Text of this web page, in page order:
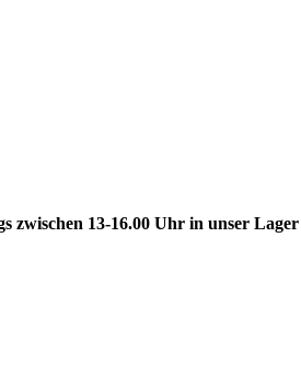
zwischen 13-16.00 Uhr in unser